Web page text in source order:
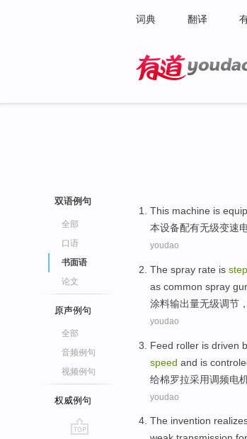
词典 翻译
双语例句
全部
口语
书面语
论文
原声例句
全部
音频例句
视频例句
权威例句
This machine is
本设备配有无级变速
youdao
The spray rate is
as common spray
涂料输出量无级调节 ，
youdao
Feed roller is driven
speed and is
给棉罗拉采用调频电
youdao
The invention